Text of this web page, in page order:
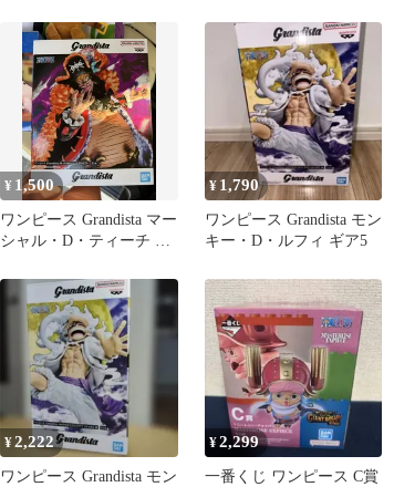
¥ 1,500
ワンピース Grandista マー
シャル・D・ティーチ フ
¥ 1,790
ワンピース Grandista モン
キー・D・ルフィ ギア5
¥2,222
ワンピース Grandista モン
¥2,299
一番くじ ワンピース C賞